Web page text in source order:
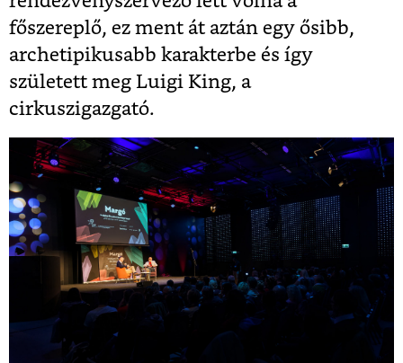
főszereplő, ez ment át aztán egy ősibb,
archetipikusabb karakterbe és így
született meg Luigi King, a
cirkuszigazgató.